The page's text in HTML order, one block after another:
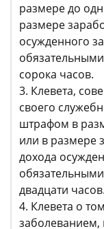
размере до
размере
осужденного
сорока часов.
3. Клевета,
своего
штрафом в
или в размере
дохода
двадцати часов.
4. Клевета о
заболеванием,